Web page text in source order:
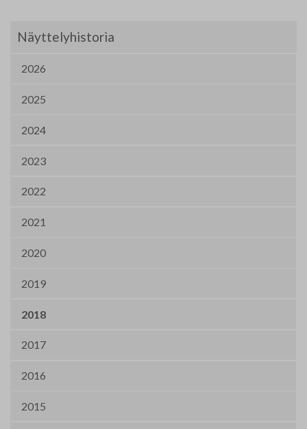
Näyttelyhistoria
2026
2025
2024
2023
2022
2021
2020
2019
2018
2017
2016
2015